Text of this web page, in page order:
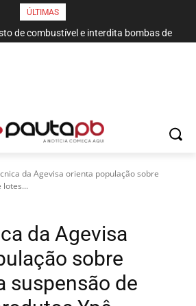
ÚLTIMAS
de combustível e interdita bombas de
no bairro da Torre
da Agevisa orienta população sobre
lotes...
da Agevisa
sobre
suspensão de